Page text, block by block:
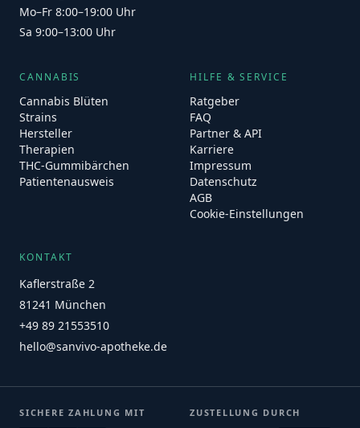
Mo–Fr 8:00–19:00 Uhr
Sa 9:00–13:00 Uhr
CANNABIS
Cannabis Blüten
Strains
Hersteller
Therapien
THC-Gummibärchen
Patientenausweis
HILFE & SERVICE
Ratgeber
FAQ
Partner & API
Karriere
Impressum
Datenschutz
AGB
Cookie-Einstellungen
KONTAKT
Kaflerstraße 2
81241 München
+49 89 21553510
hello@sanvivo-apotheke.de
SICHERE ZAHLUNG MIT ZUSTELLUNG DURCH